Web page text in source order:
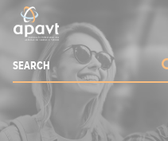
grow your business